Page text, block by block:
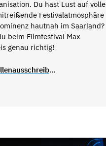
Du hast Lust auf volle
Festivalatmosphäre
hautnah im Saarland?
beim Filmfestival Max
genau richtig!
Zu den Stellenausschreibungen